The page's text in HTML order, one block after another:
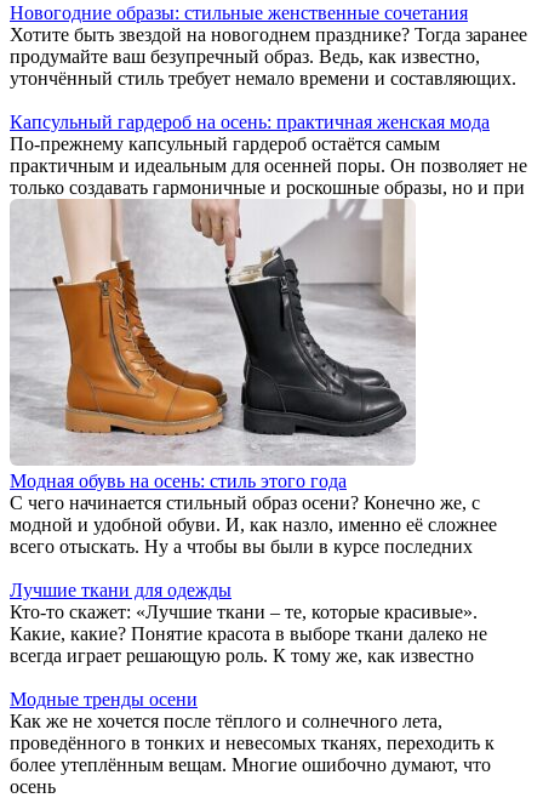
Новогодние образы: стильные женственные сочетания
Хотите быть звездой на новогоднем празднике? Тогда заранее
продумайте ваш безупречный образ. Ведь, как известно,
утончённый стиль требует немало времени и составляющих.
Капсульный гардероб на осень: практичная женская мода
По-прежнему капсульный гардероб остаётся самым
практичным и идеальным для осенней поры. Он позволяет не
только создавать гармоничные и роскошные образы, но и при
Модная обувь на осень: стиль этого года
С чего начинается стильный образ осени? Конечно же, с
модной и удобной обуви. И, как назло, именно её сложнее
всего отыскать. Ну а чтобы вы были в курсе последних
Лучшие ткани для одежды
Кто-то скажет: «Лучшие ткани – те, которые красивые».
Какие, какие? Понятие красота в выборе ткани далеко не
всегда играет решающую роль. К тому же, как известно
Модные тренды осени
Как же не хочется после тёплого и солнечного лета,
проведённого в тонких и невесомых тканях, переходить к
более утеплённым вещам. Многие ошибочно думают, что
осень